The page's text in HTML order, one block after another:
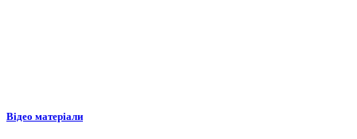
Відео матеріали